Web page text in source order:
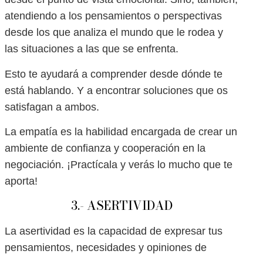
atendiendo a los pensamientos o perspectivas
desde los que analiza el mundo que le rodea y
las situaciones a las que se enfrenta.
Esto te ayudará a comprender desde dónde te
está hablando. Y a encontrar soluciones que os
satisfagan a ambos.
La empatía es la habilidad encargada de crear un
ambiente de confianza y cooperación en la
negociación. ¡Practícala y verás lo mucho que te
aporta!
3.- ASERTIVIDAD
La asertividad es la capacidad de expresar tus
pensamientos, necesidades y opiniones de